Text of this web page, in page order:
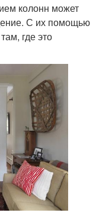
колонн может
С их помощью
где это